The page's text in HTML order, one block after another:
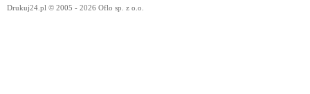
Drukuj24.pl © 2005 - 2026 Oflo sp. z o.o.